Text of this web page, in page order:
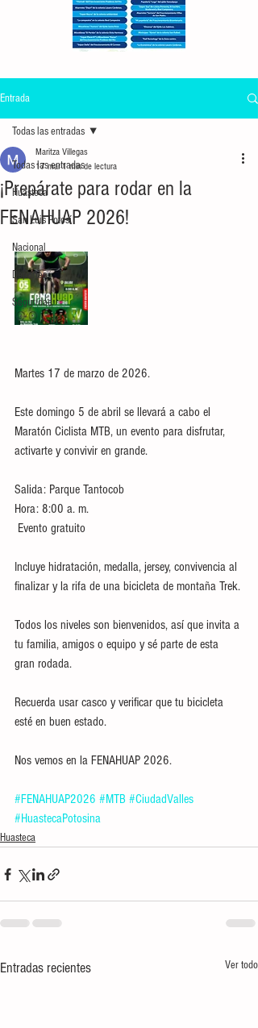
Entrada
Todas las entradas
Huasteca
San Luis Potosí
Nacional
Deportes
Seguridad
Todas las entradas
¡Prepárate para rodar en la
FENAHUAP 2026!
Maritza Villegas
17 mar1 min de lectura
Martes 17 de marzo de 2026.
Este domingo 5 de abril se llevará a cabo el
Maratón Ciclista MTB, un evento para disfrutar,
activarte y convivir en grande.
Salida: Parque Tantocob
Hora: 8:00 a. m.
Evento gratuito
Incluye hidratación, medalla, jersey, convivencia al
finalizar y la rifa de una bicicleta de montaña Trek.
Todos los niveles son bienvenidos, así que invita a
tu familia, amigos o equipo y sé parte de esta
gran rodada.
Recuerda usar casco y verificar que tu bicicleta
esté en buen estado.
Nos vemos en la FENAHUAP 2026.
#FENAHUAP2026 #MTB #CiudadValles
#HuastecaPotosina
Huasteca
Entradas recientes Ver todo